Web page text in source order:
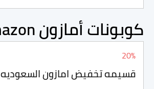
كوبونات أمازون Amazon
20%
قسيمه تخفيض امازون السعوديه